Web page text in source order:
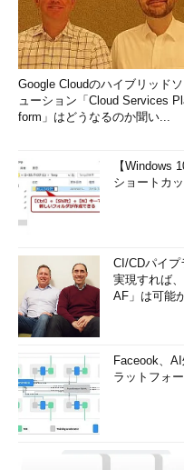
Google Cloudのハイブリッドソ
ューション「Cloud Services
form」はどうなるのか聞い...
【Windows
ショートカッ
CI/CDパイプ
実現すれば
AF」は可能
Faceook、
ラットフォ